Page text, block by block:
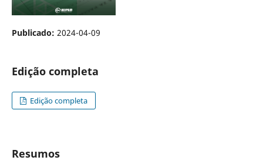
Publicado: 2024-04-09
Edição completa
Edição completa
Resumos